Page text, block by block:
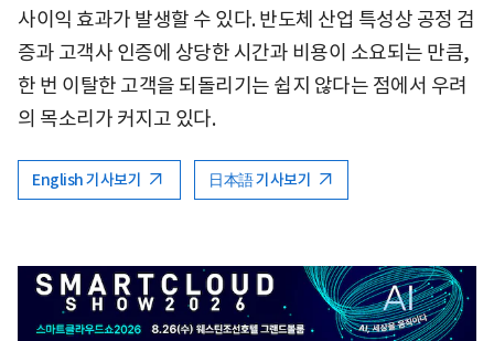
사이익 효과가 발생할 수 있다. 반도체 산업 특성상 공정 검
증과 고객사 인증에 상당한 시간과 비용이 소요되는 만큼,
한 번 이탈한 고객을 되돌리기는 쉽지 않다는 점에서 우려
의 목소리가 커지고 있다.
English 기사보기 日本語 기사보기